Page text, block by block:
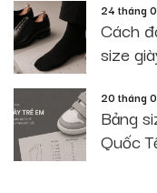
24 tháng
Cách
size
20 tháng
Bảng
Quốc